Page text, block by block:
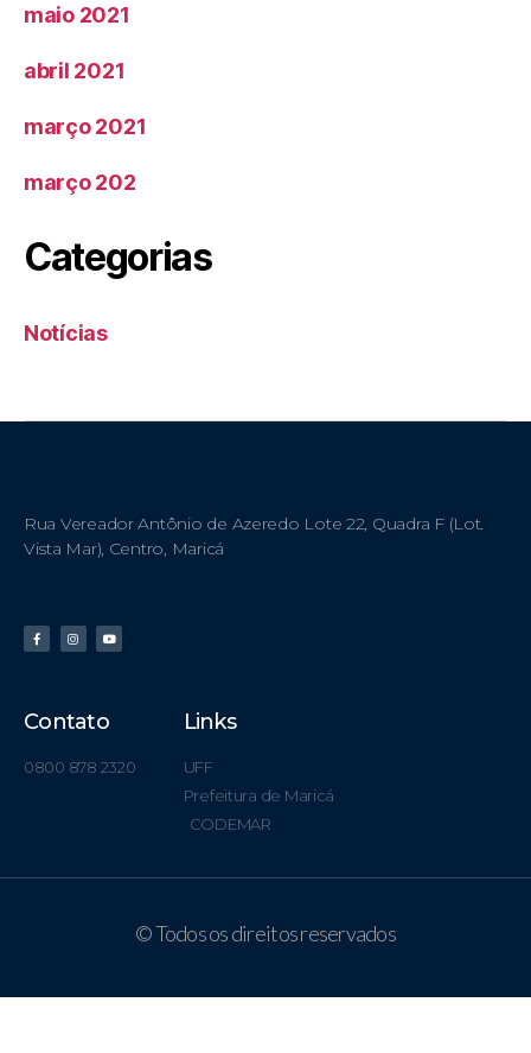
maio 2021
abril 2021
março 2021
março 202
Categorias
Notícias
Rua Vereador Antônio de Azeredo Lote 22, Quadra F (Lot.
Vista Mar), Centro, Maricá
Contato
0800 878 2320
Links
UFF
Prefeitura de Maricá
CODEMAR
© Todos os direitos reservados